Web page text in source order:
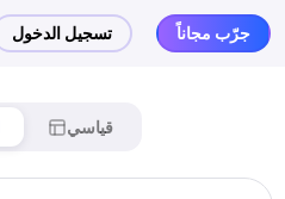
تسجيل الدخول جرّب مجاناً
قياسي